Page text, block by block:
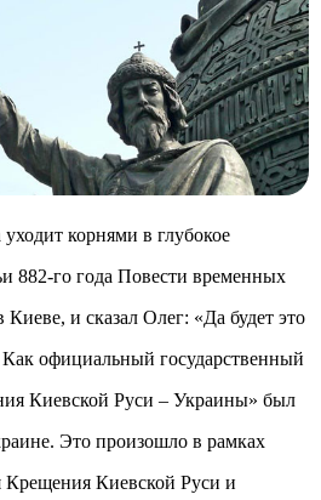
корнями в глубокое
882-го года Повести временных
и сказал Олег: «Да будет это
официальный государственный
Киевской Руси – Украины» был
Это произошло в рамках
Крещения Киевской Руси и